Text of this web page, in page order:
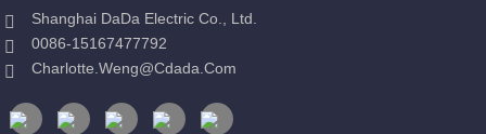
Shanghai DaDa Electric Co., Ltd.
0086-15167477792
Charlotte.weng@cdada.com